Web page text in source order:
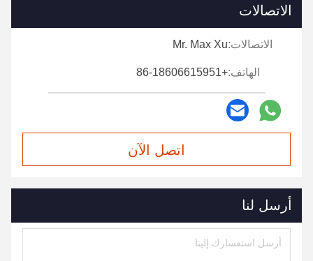
الاتصالات
الاتصالات:Mr. Max Xu
الهاتف:+86-18606615951
اتصل الآن
أرسل لنا